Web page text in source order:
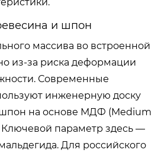
и шпон
массива во встроенной
из-за риска деформации
Современные
инженерную доску
на основе МДФ (Medium
параметр здесь —
Для российского